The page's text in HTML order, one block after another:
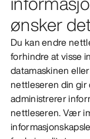
ønsker
Du kan endre
forhindre at visse
datamaskinen
nettleseren din gir
administrerer
nettleseren. Vær